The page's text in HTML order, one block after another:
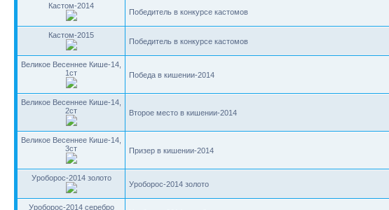
Кастом-2014
Победитель в конкурсе кастомов
Кастом-2015
Победитель в конкурсе кастомов
Великое Весеннее Кише-14,
1ст
Победа в кишении-2014
Великое Весеннее Кише-14,
2ст
Второе место в кишении-2014
Великое Весеннее Кише-14,
3ст
Призер в кишении-2014
Уроборос-2014 золото
Уроборос-2014 золото
Уроборос-2014 серебро